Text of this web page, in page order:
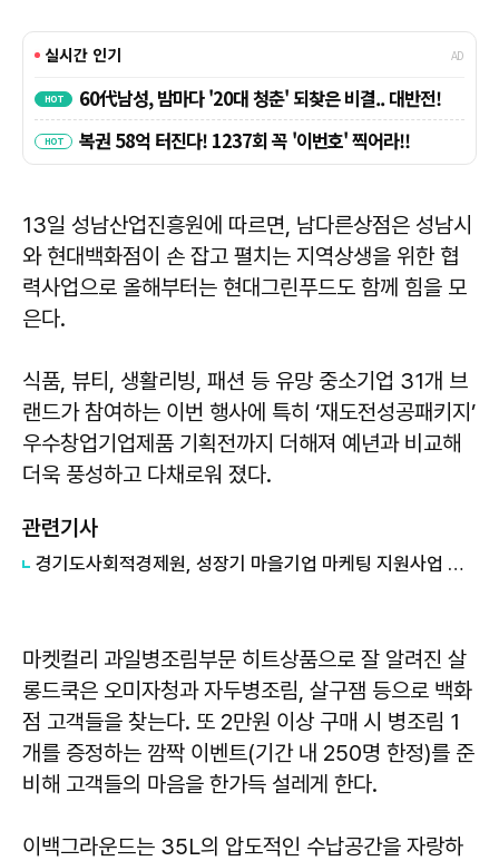
13일 성남산업진흥원에 따르면, 남다른상점은 성남시
와 현대백화점이 손 잡고 펼치는 지역상생을 위한 협
력사업으로 올해부터는 현대그린푸드도 함께 힘을 모
은다.
식품, 뷰티, 생활리빙, 패션 등 유망 중소기업 31개 브
랜드가 참여하는 이번 행사에 특히 ‘재도전성공패키지’
우수창업기업제품 기획전까지 더해져 예년과 비교해
더욱 풍성하고 다채로워 졌다.
관련기사
경기도사회적경제원, 성장기 마을기업 마케팅 지원사업 참여기업 모집
마켓컬리 과일병조림부문 히트상품으로 잘 알려진 살
롱드쿡은 오미자청과 자두병조림, 살구잼 등으로 백화
점 고객들을 찾는다. 또 2만원 이상 구매 시 병조림 1
개를 증정하는 깜짝 이벤트(기간 내 250명 한정)를 준
비해 고객들의 마음을 한가득 설레게 한다.
이백그라운드는 35L의 압도적인 수납공간을 자랑하